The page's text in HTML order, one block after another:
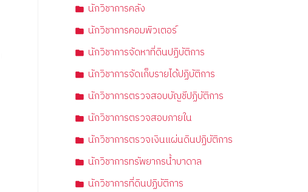
นักวิชาการคลัง
นักวิชาการคอมพิวเตอร์
นักวิชาการจัดหาที่ดินปฏิบัติการ
นักวิชาการจัดเก็บรายได้ปฏิบัติการ
นักวิชาการตรวจสอบบัญชีปฏิบัติการ
นักวิชาการตรวจสอบภายใน
นักวิชาการตรวจเงินแผ่นดินปฏิบัติการ
นักวิชาการทรัพยากรน้ำบาดาล
นักวิชาการที่ดินปฏิบัติการ